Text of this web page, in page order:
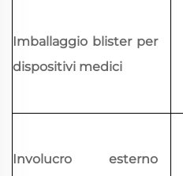
Imballaggio blister per
dispositivi medici
Involucro esterno